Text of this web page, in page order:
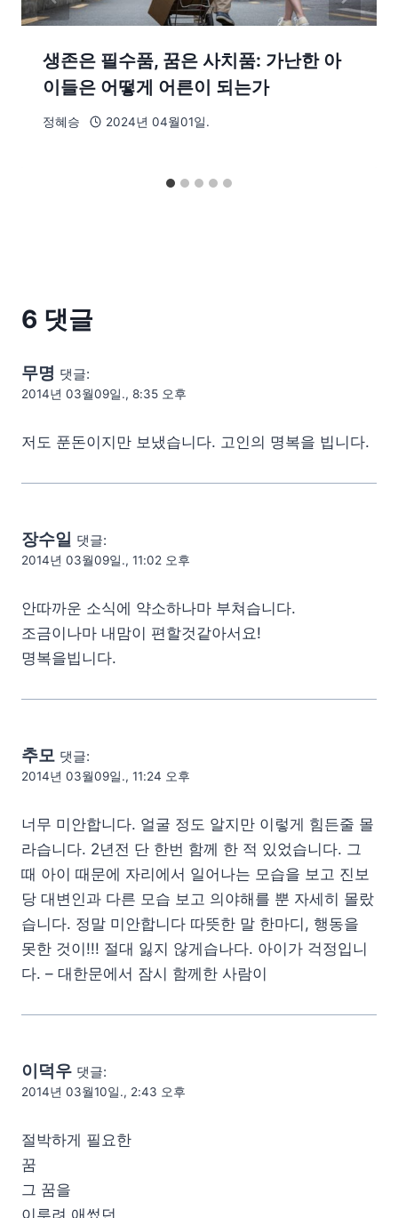
생존은 필수품, 꿈은 사치품: 가난한 아
이들은 어떻게 어른이 되는가
정혜승 2024년 04월01일.
6 댓글
무명 댓글:
2014년 03월09일., 8:35 오후
저도 푼돈이지만 보냈습니다. 고인의 명복을 빕니다.
장수일 댓글:
2014년 03월09일., 11:02 오후
안따까운 소식에 약소하나마 부쳐습니다.
조금이나마 내맘이 편할것같아서요!
명복을빕니다.
추모 댓글:
2014년 03월09일., 11:24 오후
너무 미안합니다. 얼굴 정도 알지만 이렇게 힘든줄 몰
라습니다. 2년전 단 한번 함께 한 적 있었습니다. 그
때 아이 때문에 자리에서 일어나는 모습을 보고 진보
당 대변인과 다른 모습 보고 의야해를 뿐 자세히 몰랐
습니다. 정말 미안합니다 따뜻한 말 한마디, 행동을
못한 것이!!! 절대 잃지 않게습나다. 아이가 걱정입니
다. – 대한문에서 잠시 함께한 사람이
이덕우 댓글:
2014년 03월10일., 2:43 오후
절박하게 필요한
꿈
그 꿈을
이루려 애썼던